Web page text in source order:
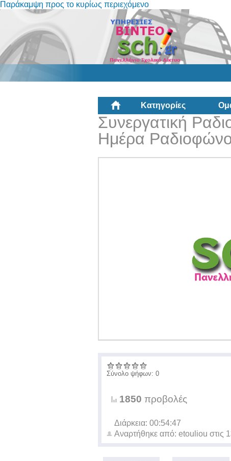
Παράκαμψη προς το κυρίως περιεχόμενο
Κατηγορίες
Συνεργατική
Ημέρα
Σύνολο ψήφων: 0
1850 προβολές
Διάρκεια: 00:54:47
Αναρτήθηκε από: etouliou στις